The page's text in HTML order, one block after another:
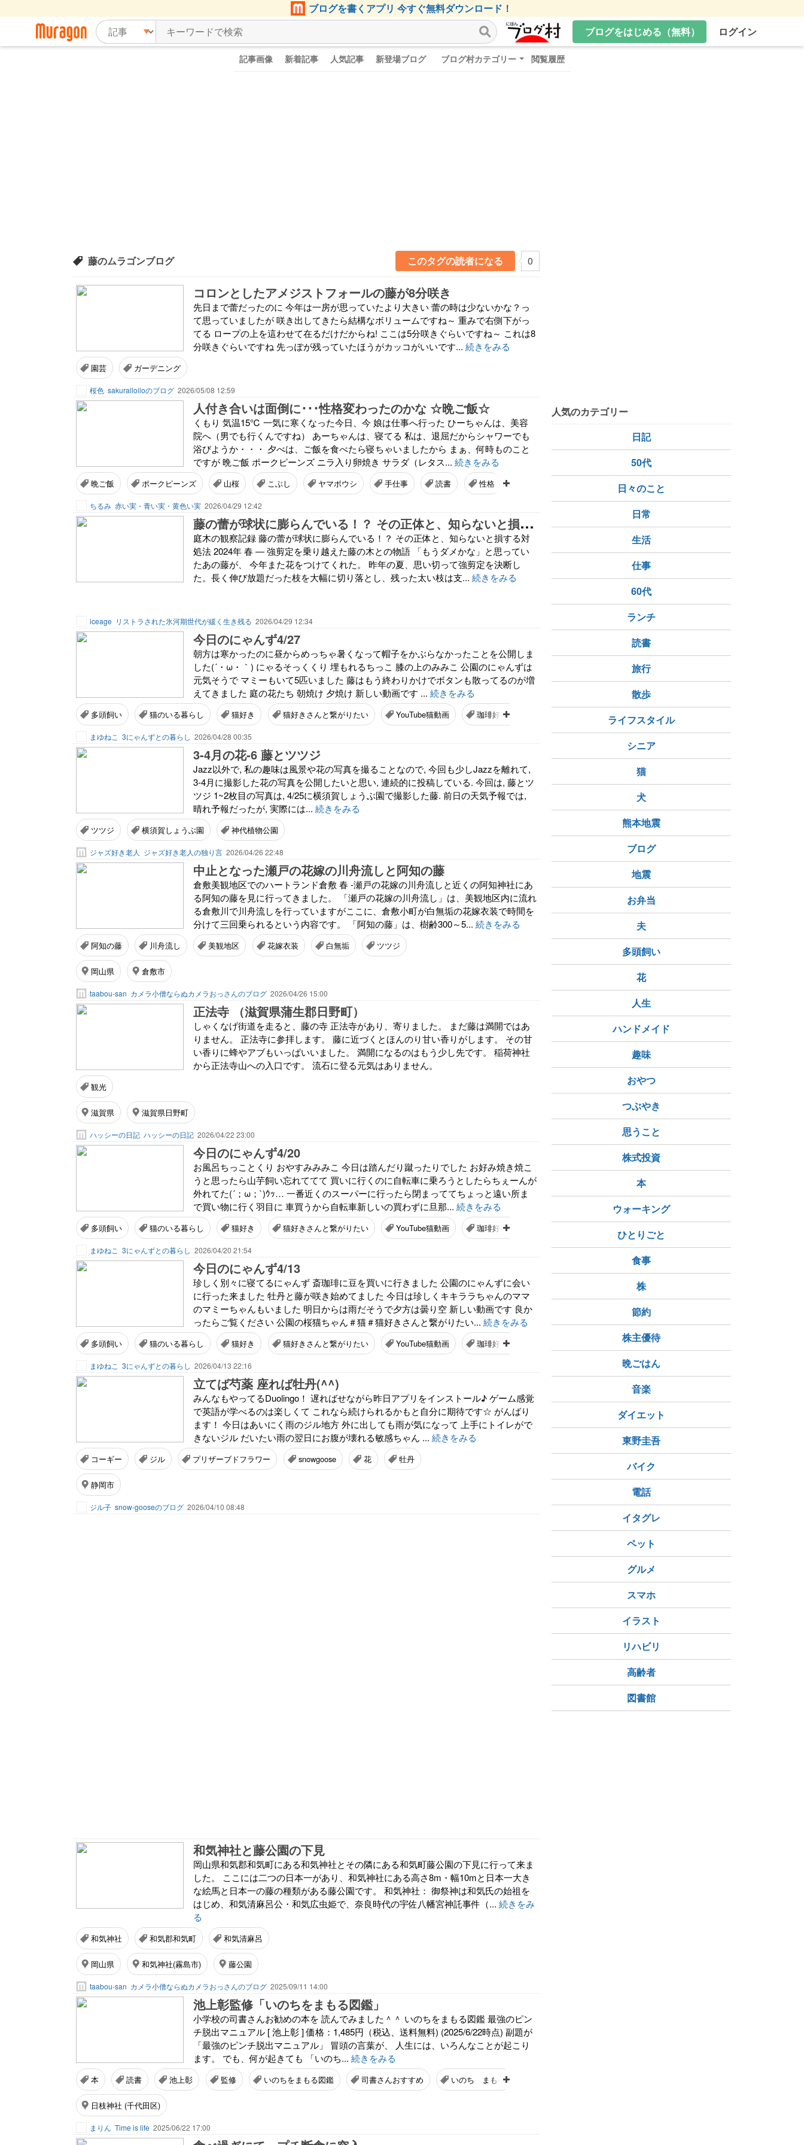
ブログを書くアプリ 今すぐ無料ダウンロード！
ブログをはじめる（無料）
ログイン
記事画像 新着記事 人気記事 新登場ブログ ブログ村カテゴリー 閲覧履歴
藤のムラゴンブログ このタグの読者になる 0
コロンとしたアメジストフォールの藤が8分咲き
先日まで蕾だったのに 今年は一房が思っていたより大きい 蕾の時は少ないかな？っ
て思っていましたが 咲き出してきたら結構なボリュームですね～ 重みで右側下がっ
てる ロープの上を這わせて在るだけだからね! ここは5分咲きぐらいですね～ これは8
分咲きぐらいですね 先っぽが残っていたほうがカッコがいいです... 続きをみる
園芸 ガーデニング
桜色 sakurailoiloのブログ 2026/05/08 12:59
人付き合いは面倒に･･･性格変わったのかな ☆晩ご飯☆
くもり 気温15℃ 一気に寒くなった今日、今 娘は仕事へ行った ひーちゃんは、美容
院へ（男でも行くんですね） あーちゃんは、寝てる 私は、退屈だからシャワーでも
浴びようか・・・ 夕べは、ご飯を食べたら寝ちゃいましたから まぁ、何時ものこと
ですが 晩ご飯 ポークピーンズ ニラ入り卵焼き サラダ（レタス... 続きをみる
晩ご飯 ポークピーンズ 山桜 こぶし ヤマボウシ 手仕事 読書 性格
ちるみ 赤い実・青い実・黄色い実 2026/04/29 12:42
藤
の蕾が球状に膨らんでいる！？ その正体と、知らないと損する対処法
庭木の観察記録 藤の蕾が球状に膨らんでいる！？ その正体と、知らないと損する対
処法 2024年 春 ― 強剪定を乗り越えた藤の木との物語 「もうダメかな」と思ってい
たあの藤が、 今年また花をつけてくれた。 昨年の夏、思い切って強剪定を決断し
た。長く伸び放題だった枝を大幅に切り落とし、残った太い枝は支... 続きをみる
iceage リストラされた氷河期世代が緩く生き残る 2026/04/29 12:34
今日のにゃんず4/27
朝方は寒かったのに昼からめっちゃ暑くなって帽子をかぶらなかったことを公開しま
した(´・ω・｀) にゃるそっくくり 埋もれるちっこ 膝の上のみみこ 公園のにゃんずは
元気そうで マミーもいて5匹いました 藤はもう終わりかけでボタンも散ってるのが増
えてきました 庭の花たち 朝焼け 夕焼け 新しい動画です ... 続きをみる
多頭飼い 猫のいる暮らし 猫好き 猫好きさんと繋がりたい YouTube猫動画 珈琲好きさんと繋がりたい 朝焼け 夕焼け
まゆねこ 3にゃんずとの暮らし 2026/04/28 00:35
3-4月の花-6 藤とツツジ
Jazz以外で, 私の趣味は風景や花の写真を撮ることなので, 今回も少しJazzを離れて,
3-4月に撮影した花の写真を公開したいと思い, 連続的に投稿している. 今回は, 藤とツ
ツジ 1~2枚目の写真は, 4/25に横須賀しょうぶ園で撮影した藤. 前日の天気予報では,
晴れ予報だったが, 実際には... 続きをみる
ツツジ 横須賀しょうぶ園 神代植物公園
ジャズ好き老人 ジャズ好き老人の独り言 2026/04/26 22:48
中止となった瀬戸の花嫁の川舟流しと阿知の藤
倉敷美観地区でのハートランド倉敷 春 -瀬戸の花嫁の川舟流しと近くの阿知神社にあ
る阿知の藤を見に行ってきました。 「瀬戸の花嫁の川舟流し」は、美観地区内に流れ
る倉敷川で川舟流しを行っていますがここに、倉敷小町が白無垢の花嫁衣装で時間を
分けて三回乗られるという内容です。 「阿知の藤」は、樹齢300～5... 続きをみる
阿知の藤 川舟流し 美観地区 花嫁衣装 白無垢 ツツジ
岡山県 倉敷市
taabou-san カメラ小僧ならぬカメラおっさんのブログ 2026/04/26 15:00
正法寺 （滋賀県蒲生郡日野町）
しゃくなげ街道を走ると、藤の寺 正法寺があり、寄りました。 まだ藤は満開ではあ
りません。 正法寺に参拝します。 藤に近づくとほんのり甘い香りがします。 その甘
い香りに蜂やアブもいっぱいいました。 満開になるのはもう少し先です。 稲荷神社
から正法寺山への入口です。 流石に登る元気はありません。
観光
滋賀県 滋賀県日野町
ハッシーの日記 ハッシーの日記 2026/04/22 23:00
今日のにゃんず4/20
お風呂ちっことくり おやすみみみこ 今日は踏んだり蹴ったりでした お好み焼き焼こ
うと思ったら山芋飼い忘れててて 買いに行くのに自転車に乗ろうとしたらちぇーんが
外れてた(´；ω；`)ｳｯ… 一番近くのスーパーに行ったら閉まっててちょっと遠い所ま
で買い物に行く羽目に 車買うから自転車新しいの買わずに旦那... 続きをみる
多頭飼い 猫のいる暮らし 猫好き 猫好きさんと繋がりたい YouTube猫動画 珈琲好きさんと繋がりたい
まゆねこ 3にゃんずとの暮らし 2026/04/20 21:54
今日のにゃんず4/13
珍しく別々に寝てるにゃんず 斎珈琲に豆を買いに行きました 公園のにゃんずに会い
に行った来ました 牡丹と藤が咲き始めてました 今日は珍しくキキララちゃんのママ
のマミーちゃんもいました 明日からは雨だそうで夕方は曇り空 新しい動画です 良か
ったらご覧ください 公園の桜猫ちゃん＃猫＃猫好きさんと繋がりたい... 続きをみる
多頭飼い 猫のいる暮らし 猫好き 猫好きさんと繋がりたい YouTube猫動画 珈琲好きさんと繋がりたい 季節の花 牡丹
まゆねこ 3にゃんずとの暮らし 2026/04/13 22:16
立てば芍薬 座れば牡丹(^^)
みんなもやってるDuolingo！ 遅ればせながら昨日アプリをインストール♪ ゲーム感覚
で英語が学べるのは楽しくて これなら続けられるかもと自分に期待です☆ がんばり
ます！ 今日はあいにく雨のジル地方 外に出しても雨が気になって 上手にトイレがで
きないジル だいたい雨の翌日にお腹が壊れる敏感ちゃん ... 続きをみる
コーギー ジル プリザーブドフラワー snowgoose 花 牡丹
静岡市
ジル子 snow-gooseのブログ 2026/04/10 08:48
和気神社と藤公園の下見
岡山県和気郡和気町にある和気神社とその隣にある和気町藤公園の下見に行って来ま
した。 ここには二つの日本一があり、和気神社にある高さ8m・幅10mと日本一大き
な絵馬と日本一の藤の種類がある藤公園です。 和気神社： 御祭神は和気氏の始祖を
はじめ、和気清麻呂公・和気広虫姫で、奈良時代の宇佐八幡宮神託事件（... 続きをみ
る
和気神社 和気郡和気町 和気清麻呂
岡山県 和気神社(霧島市) 藤公園
taabou-san カメラ小僧ならぬカメラおっさんのブログ 2025/09/11 14:00
池上彰監修「いのちをまもる図鑑」
小学校の司書さんお勧めの本を 読んでみました＾＾ いのちをまもる図鑑 最強のピン
チ脱出マニュアル [ 池上彰 ] 価格：1,485円（税込、送料無料) (2025/6/22時点) 副題が
「最強のピンチ脱出マニュアル」 冒頭の言葉が、 人生には、いろんなことが起こり
ます。 でも、何が起きても 「いのち... 続きをみる
本 読書 池上彰 監修 いのちをまもる図鑑 司書さんおすすめ いのち まもる
日枝神社 (千代田区)
まりん Time is life 2025/06/22 17:00
人気のカテゴリー
日記
50代
日々のこと
日常
生活
仕事
60代
ランチ
読書
旅行
散歩
ライフスタイル
シニア
猫
犬
熊本地震
ブログ
地震
お弁当
夫
多頭飼い
花
人生
ハンドメイド
趣味
おやつ
つぶやき
思うこと
株式投資
本
ウォーキング
ひとりごと
食事
株
節約
株主優待
晩ごはん
音楽
ダイエット
東野圭吾
バイク
電話
イタグレ
ペット
グルメ
スマホ
イラスト
リハビリ
高齢者
図書館